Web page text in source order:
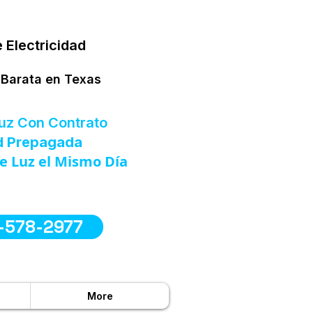
Electricidad
en Texas
Con Contrato
Prepagada
Luz el Mismo Día
578-2977
More